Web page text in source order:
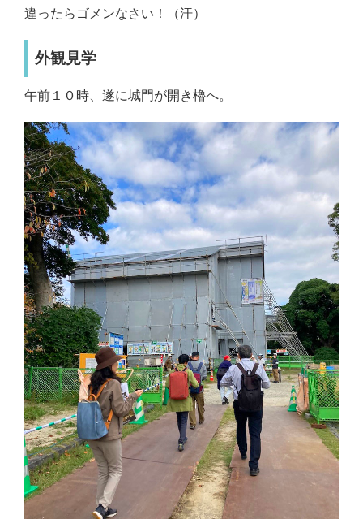
違ったらゴメンなさい！（汗）
外観見学
午前１０時、遂に城門が開き櫓へ。